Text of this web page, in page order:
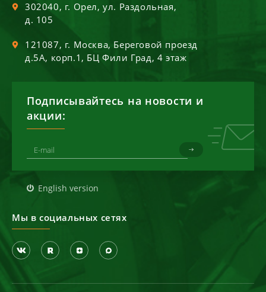
302040, г. Орел,ул. Раздольная,
д. 105
121087, г. Москва, Береговой проезд
д.5А, корп.1, БЦ Фили Град, 4 этаж
Подписывайтесь на новости и
акции:
English version
Мы в социальных сетях